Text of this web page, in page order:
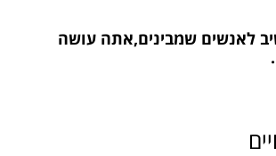
לאנשים שמבינים,אתה עושה